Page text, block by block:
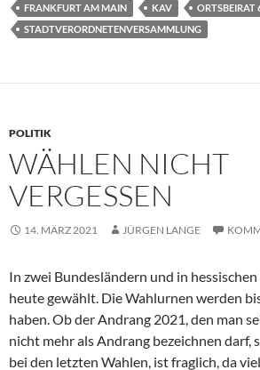
FRANKFURT AM MAIN KAV
ORTSBEIRAT
STADTVERORDNETENVERSAMMLUNG
POLITIK
WÄHLEN NICHT
VERGESSEN
14. MÄRZ 2021 JÜRGEN LANGE
In zwei Bundesländern und in
heute gewählt. Die Wahlurnen werden
haben. Ob der Andrang 2021, den man
nicht mehr als Andrang bezeichnen darf,
bei den letzten Wahlen, ist fraglich, da